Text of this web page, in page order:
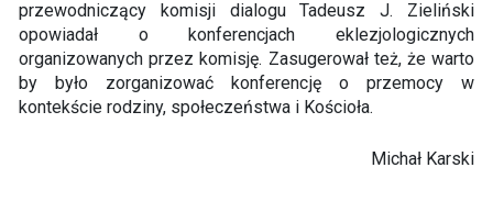
przewodniczący komisji dialogu Tadeusz J. Zieliński
opowiadał o konferencjach eklezjologicznych
organizowanych przez komisję. Zasugerował też, że warto
by było zorganizować konferencję o przemocy w
kontekście rodziny, społeczeństwa i Kościoła.
Michał Karski